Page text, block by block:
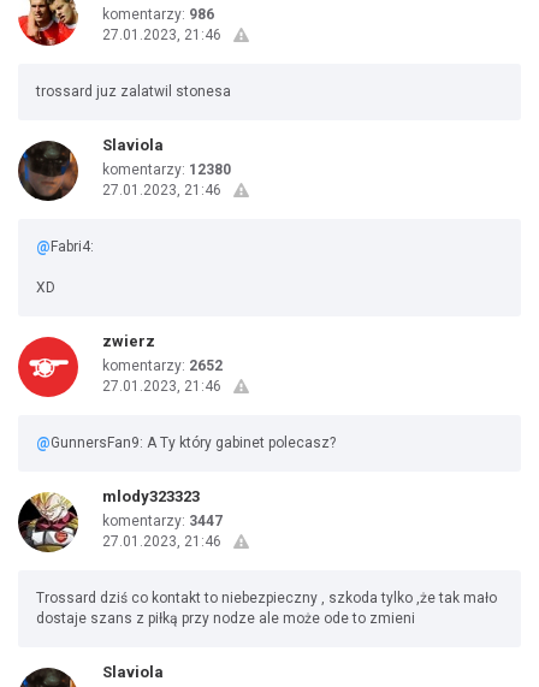
komentarzy: 986
27.01.2023, 21:46
trossard juz zalatwil stonesa
Slaviola
komentarzy: 12380
27.01.2023, 21:46
@ Fabri4:
XD
zwierz
komentarzy: 2652
27.01.2023, 21:46
@GunnersFan9: A Ty który gabinet polecasz?
mlody323323
komentarzy: 3447
27.01.2023, 21:46
Trossard dziś co kontakt to niebezpieczny , szkoda tylko ,że tak mało
dostaje szans z piłką przy nodze ale może ode to zmieni
Slaviola